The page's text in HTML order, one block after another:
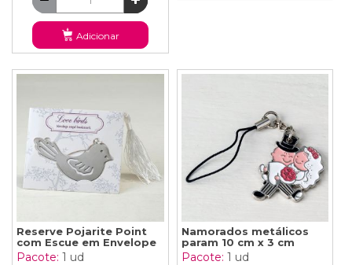
Adicionar
Reserve Pojarite Point
com Escue em Envelope
Pacote: 1 ud
Namorados metálicos
param 10 cm x 3 cm
Pacote: 1 ud